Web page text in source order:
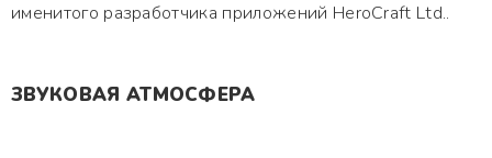
именитого разработчика приложений HeroCraft Ltd..
ЗВУКОВАЯ АТМОСФЕРА